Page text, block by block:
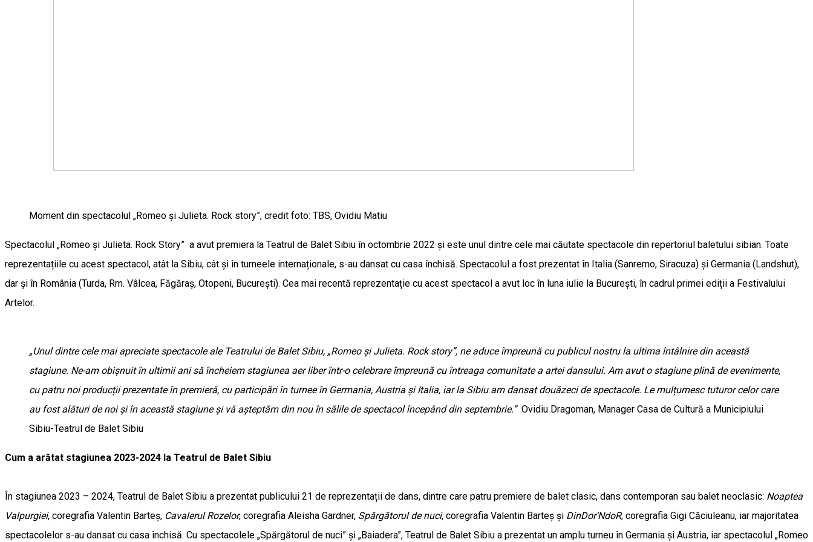
Moment din spectacolul „Romeo și Julieta. Rock story”, credit foto: TBS, Ovidiu Matiu
Spectacolul „Romeo și Julieta. Rock Story” a avut premiera la Teatrul de Balet Sibiu în octombrie 2022 și este unul dintre cele mai căutate spectacole din repertoriul baletului sibian. Toate
reprezentațiile cu acest spectacol, atât la Sibiu, cât și în turneele internaționale, s-au dansat cu casa închisă. Spectacolul a fost prezentat în Italia (Sanremo, Siracuza) și Germania (Landshut),
dar și în România (Turda, Rm. Vâlcea, Făgăraș, Otopeni, București). Cea mai recentă reprezentație cu acest spectacol a avut loc în luna iulie la București, în cadrul primei ediții a Festivalului
Artelor.
„Unul dintre cele mai apreciate spectacole ale Teatrului de Balet Sibiu, „Romeo și Julieta. Rock story”, ne aduce împreună cu publicul nostru la ultima întâlnire din această
stagiune. Ne-am obișnuit în ultimii ani să încheiem stagiunea aer liber într-o celebrare împreună cu întreaga comunitate a artei dansului. Am avut o stagiune plină de evenimente,
cu patru noi producții prezentate în premieră, cu participări în turnee în Germania, Austria și Italia, iar la Sibiu am dansat douăzeci de spectacole. Le mulțumesc tuturor celor care
au fost alături de noi și în această stagiune și vă așteptăm din nou în sălile de spectacol începând din septembrie.” Ovidiu Dragoman, Manager Casa de Cultură a Municipiului
Sibiu-Teatrul de Balet Sibiu
Cum a arătat stagiunea 2023-2024 la Teatrul de Balet Sibiu
În stagiunea 2023 – 2024, Teatrul de Balet Sibiu a prezentat publicului 21 de reprezentații de dans, dintre care patru premiere de balet clasic, dans contemporan sau balet neoclasic: Noaptea
Valpurgiei, coregrafia Valentin Barteș, Cavalerul Rozelor, coregrafia Aleisha Gardner, Spărgătorul de nuci, coregrafia Valentin Barteș și DinDor’NdoR, coregrafia Gigi Căciuleanu, iar majoritatea
spectacolelor s-au dansat cu casa închisă. Cu spectacolele „Spărgătorul de nuci” și „Baiadera”, Teatrul de Balet Sibiu a prezentat un amplu turneu în Germania și Austria, iar spectacolul „Romeo